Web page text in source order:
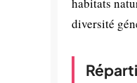
diversité